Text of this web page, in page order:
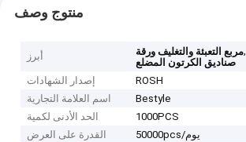
منتوج وصف
أبرز مربع التعبئة والتغليف ورقة,
صناديق الكرتون المضلع
إصدار الشهادات
ROSH
اسم العلامة التجارية
Bestyle
الحد الأدنى لكمية
1000PCS
القدرة على العرض
50000pcs/يوم